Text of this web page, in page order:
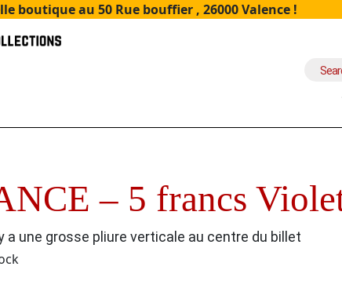
boutique au 50 Rue bouffier , 26000 Valence !
– 5 francs
a une grosse pliure verticale au centre du billet